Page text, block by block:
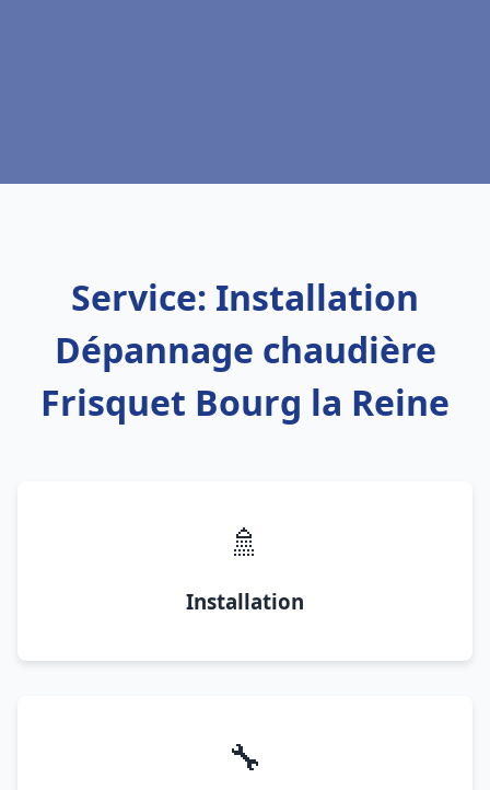
Service: Installation
Dépannage chaudière
Frisquet Bourg la Reine
🚿
Installation
🔧